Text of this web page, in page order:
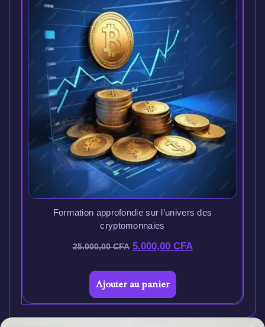
Formation approfondie sur l’univers des
cryptomonnaies
25.000,00CFA 5.000,00 CFA
Ajouter au panier